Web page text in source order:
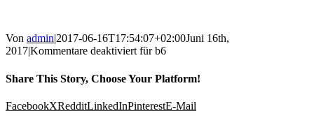
Von admin|2017-06-16T17:54:07+02:00Juni 16th,
2017|Kommentare deaktiviertfür b6
Share This Story, Choose Your Platform!
FacebookXRedditLinkedInPinterestE-Mail